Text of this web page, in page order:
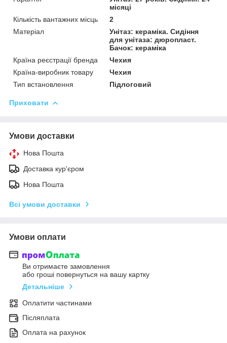
місяці
Кількість вантажних місць
2
Матеріал
Унітаз: кераміка. Сидіння
для унітаза: дюропласт.
Бачок: кераміка
Країна реєстрації бренда
Чехия
Країна-виробник товару
Чехия
Тип встановлення
Підлоговий
Приховати
Умови доставки
Нова Пошта
Доставка кур'єром
Нова Пошта
Всі умови доставки
Умови оплати
Ви отримаєте замовлення
або гроші повернуться на вашу картку
Детальніше
Оплатити частинами
Післяплата
Оплата на рахунок